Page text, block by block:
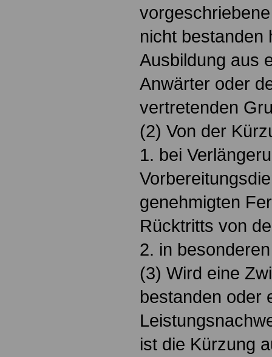
nicht bestanden
Ausbildung aus
Anwärter oder
vertretenden
(2) Von der
1. bei
genehmigten
Rücktritts von
2. in
(3) Wird eine
bestanden oder
ist die Kürzung